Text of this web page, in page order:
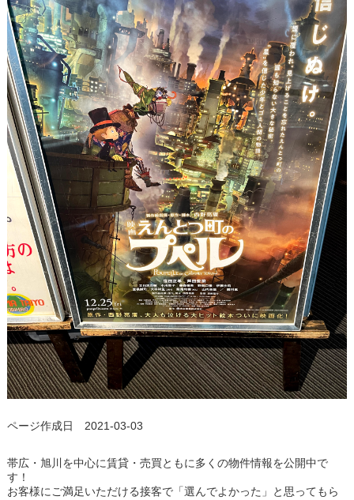
ページ作成日 2021-03-03
帯広・旭川を中心に賃貸・売買ともに多くの物件情報を公開中で
す！
お客様にご満足いただける接客で「選んでよかった」と思ってもら